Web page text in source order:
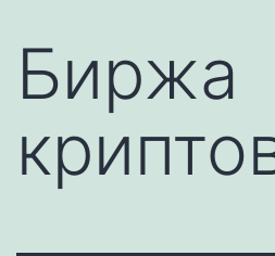
Биржа